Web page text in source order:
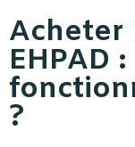
Acheter
EHPAD
?